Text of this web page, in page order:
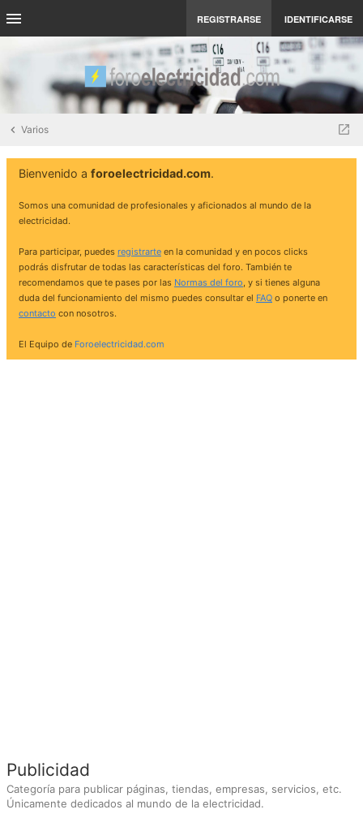
REGISTRARSE IDENTIFICARSE
Varios
Bienvenido a foroelectricidad.com.
Somos una comunidad de profesionales y aficionados al mundo de la
electricidad.
Para participar, puedes registrarte en la comunidad y en pocos clicks
podrás disfrutar de todas las características del foro. También te
recomendamos que te pases por las Normas del foro, y si tienes alguna
duda del funcionamiento del mismo puedes consultar el FAQ o ponerte en
contacto con nosotros.
El Equipo de Foroelectricidad.com
Publicidad
Categoría para publicar páginas, tiendas, empresas, servicios, etc.
Únicamente dedicados al mundo de la electricidad.